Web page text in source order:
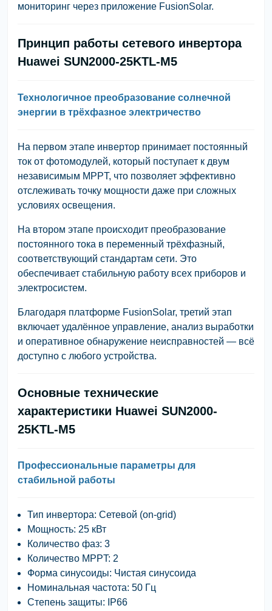
мониторинг через приложение FusionSolar.
Принцип работы сетевого инвертора
Huawei SUN2000-25KTL-M5
Технологичное преобразование солнечной
энергии в трёхфазное электричество
На первом этапе инвертор принимает постоянный
ток от фотомодулей, который поступает к двум
независимым MPPT, что позволяет эффективно
отслеживать точку мощности даже при сложных
условиях освещения.
На втором этапе происходит преобразование
постоянного тока в переменный трёхфазный,
соответствующий стандартам сети. Это
обеспечивает стабильную работу всех приборов и
электросистем.
Благодаря платформе FusionSolar, третий этап
включает удалённое управление, анализ выработки
и оперативное обнаружение неисправностей — всё
доступно с любого устройства.
Основные технические
характеристики Huawei SUN2000-
25KTL-M5
Профессиональные параметры для
стабильной работы
Тип инвертора: Сетевой (on-grid)
Мощность: 25 кВт
Количество фаз: 3
Количество MPPT: 2
Форма синусоиды: Чистая синусоида
Номинальная частота: 50 Гц
Степень защиты: IP66